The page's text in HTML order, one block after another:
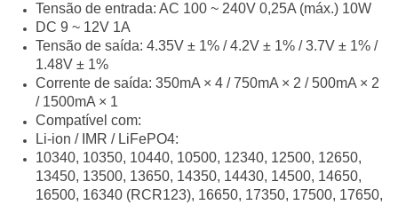
Tensão de entrada: AC 100 ~ 240V 0,25A (máx.) 10W
DC 9 ~ 12V 1A
Tensão de saída: 4.35V ± 1% / 4.2V ± 1% / 3.7V ± 1% /
1.48V ± 1%
Corrente de saída: 350mA × 4 /750mA × 2 / 500mA × 2
/1500mA × 1
Compatível com:
Li-ion / IMR / LiFePO4:
10340, 10350, 10440, 10500, 12340, 12500, 12650,
13450, 13500, 13650, 14350, 14430, 14500, 14650,
16500, 16340 (RCR123), 16650, 17350, 17500, 17650,